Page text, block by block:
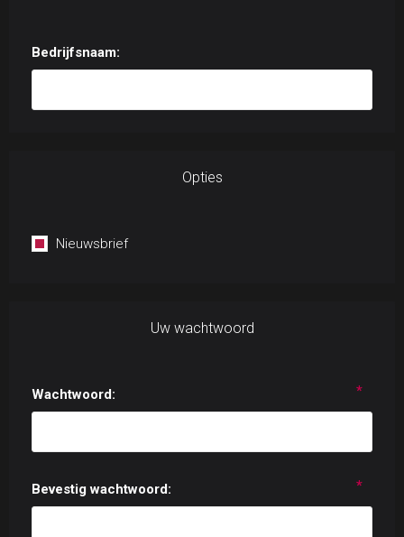
Bedrijfsnaam:
Opties
Nieuwsbrief
Uw wachtwoord
Wachtwoord: *
Bevestig wachtwoord: *